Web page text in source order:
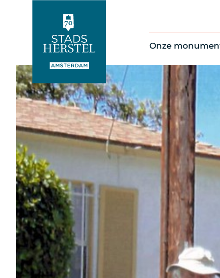
Onze
Alle
Op de kaart
Thema’s